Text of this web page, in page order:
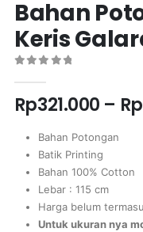
Bahan
Keris
Rp321.000 – Rp
Bahan Potongan
Batik Printing
Bahan 100% Cotton
Lebar : 115 cm
Harga belum
Untuk ukuran nya